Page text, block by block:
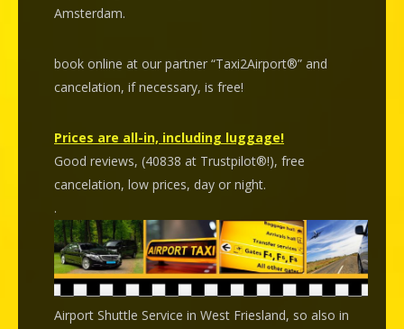
Amsterdam.
book online at our partner “Taxi2Airport®” and
cancelation, if necessary, is free!
Prices are all-in, including luggage!
Good reviews, (40838 at Trustpilot®!), free
cancelation, low prices, day or night.
.
Airport Shuttle Service in West Friesland, so also in